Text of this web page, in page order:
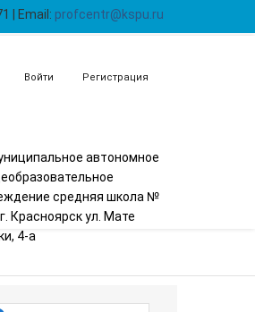
| Email: profcentr@kspu.ru
Войти Регистрация
автономное
средняя школа №
Красноярск ул. Мате
4-а